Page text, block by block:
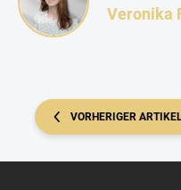
Veronika
VORHERIGER